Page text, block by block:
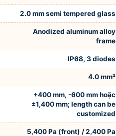
2.0 mm semi tempered glass
Anodized aluminum alloy
frame
IP68, 3 diodes
4.0 mm²
+400 mm, -600 mm hoặc
±1,400 mm; length can be
customized
5,400 Pa (front) / 2,400 Pa